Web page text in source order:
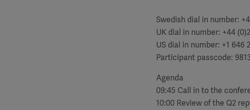
Swedish dial in number:
UK dial in number: +44
US dial in number: +1 646
Participant passcode:
Agenda
09:45 Call in to the
10:00 Review of the Q2